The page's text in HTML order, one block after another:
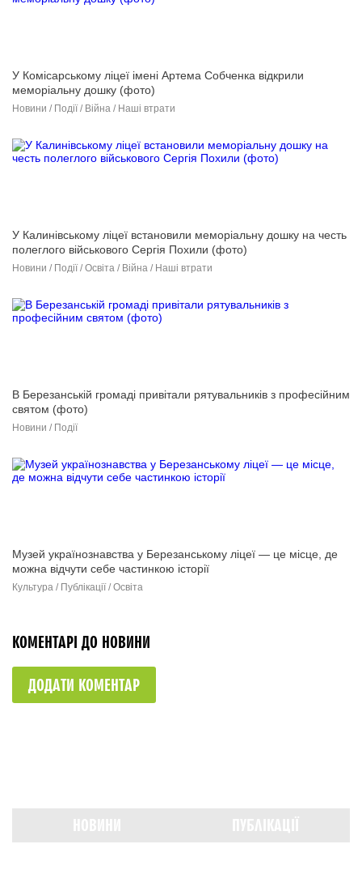
У Комісарському ліцеї імені Артема Собченка відкрили
меморіальну дошку (фото)
Новини / Події / Війна / Наші втрати
У Калинівському ліцеї встановили меморіальну дошку на честь
полеглого військового Сергія Похили (фото)
Новини / Події / Освіта / Війна / Наші втрати
В Березанській громаді привітали рятувальників з професійним
святом (фото)
Новини / Події
Музей українознавства у Березанському ліцеї — це місце, де
можна відчути себе частинкою історії
Культура / Публікації / Освіта
КОМЕНТАРІ ДО НОВИНИ
ДОДАТИ КОМЕНТАР